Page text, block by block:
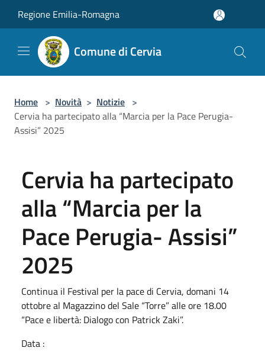
Regione Emilia-Romagna
Comune di Cervia
Home > Novità > Notizie >
Cervia ha partecipato alla “Marcia per la Pace Perugia-
Assisi” 2025
Cervia ha partecipato
alla “Marcia per la
Pace Perugia- Assisi”
2025
Continua il Festival per la pace di Cervia, domani 14
ottobre al Magazzino del Sale “Torre” alle ore 18.00
“Pace e libertà: Dialogo con Patrick Zaki”.
Data :